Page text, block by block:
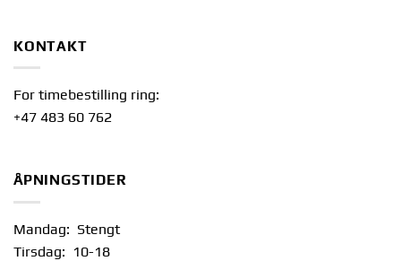
KONTAKT
For timebestilling ring:
+47 483 60 762
ÅPNINGSTIDER
Mandag: Stengt
Tirsdag: 10-18